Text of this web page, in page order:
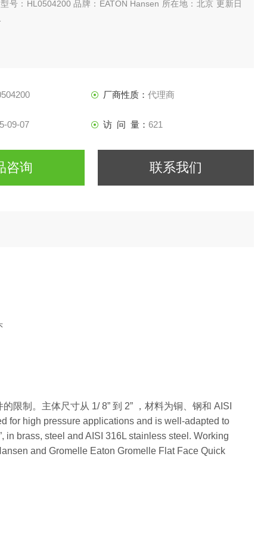
号：HL0504200 品牌：EATON Hansen 所在地：北京 更新日
厂商性质： 代理商
09-07 访 问 量： 621
咨询 联系我们
限制。主体尺寸从 1/ 8” 到 2” ，材料为铜、钢和 AISI
for high pressure applications and is well-adapted to
in brass, steel and AISI 316L stainless steel. Working
and Gromelle Eaton Gromelle Flat Face Quick